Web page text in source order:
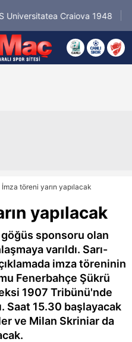
Craiova 1948
İmza töreni yarın yapılacak
yapılacak
sponsoru olan
varıldı. Sarı-
imza töreninin
Fenerbahçe Şükrü
1907 Tribünü'nde
Saat 15.30 başlayacak
ve Milan Skriniar da